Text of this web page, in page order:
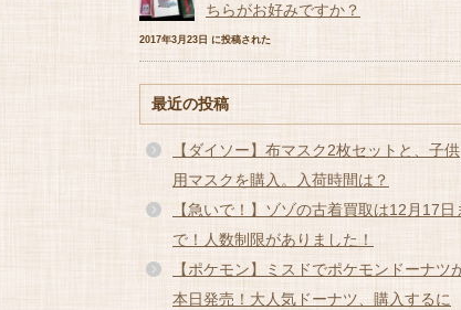
ちらがお好みですか？
2017年3月23日 に投稿された
最近の投稿
【ダイソー】布マスク2枚セットと、子供
用マスクを購入。入荷時間は？
【急いで！】ゾゾの古着買取は12月17日
で！人数制限がありました！
【ポケモン】ミスドでポケモンドーナツ
本日発売！大人気ドーナツ、購入するに